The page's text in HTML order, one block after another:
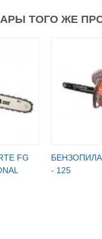
ТОГО ЖЕ
FG
БЕНЗОПИЛА
- 125